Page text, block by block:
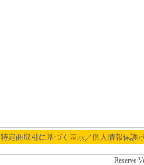
特定商取引に基づく表示／個人情報保護
Reserve